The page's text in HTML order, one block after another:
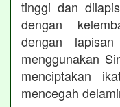
tinggi dan
dengan
dengan
menggunakan
menciptakan
mencegah